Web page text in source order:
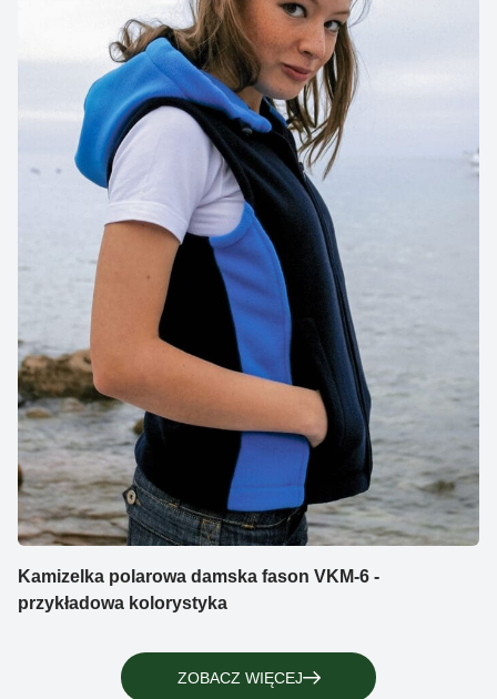
Kamizelka polarowa damska fason VKM-6 -
przykładowa kolorystyka
ZOBACZ WIĘCEJ